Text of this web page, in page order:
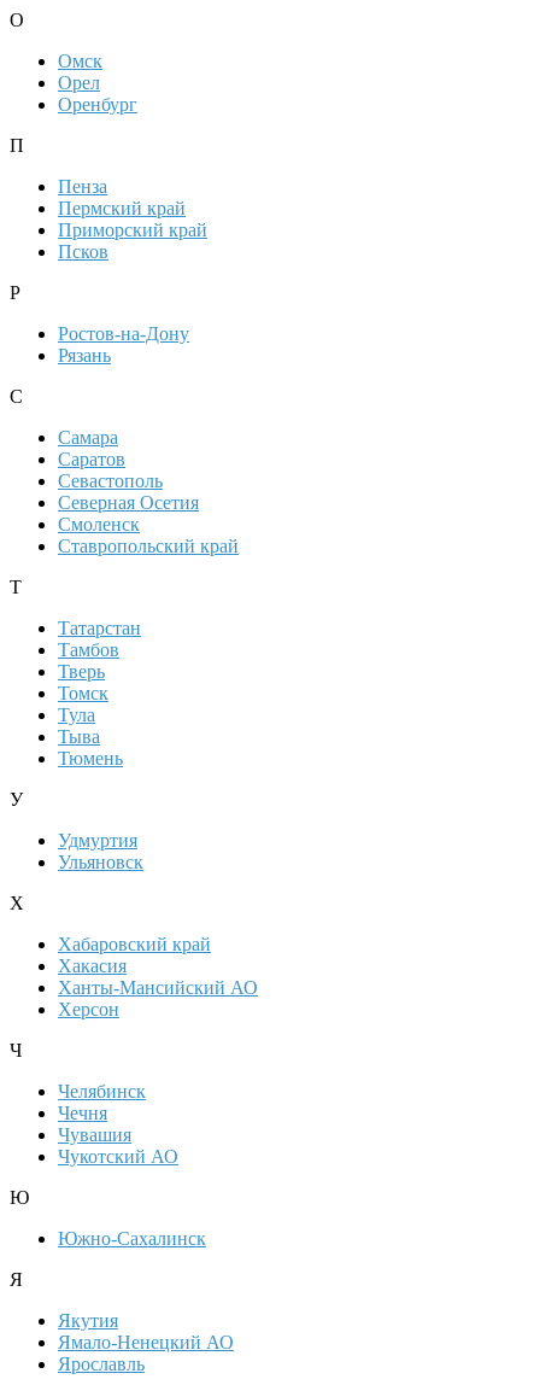
О
Омск
Орел
Оренбург
П
Пенза
Пермский край
Приморский край
Псков
Р
Ростов-на-Дону
Рязань
С
Самара
Саратов
Севастополь
Северная Осетия
Смоленск
Ставропольский край
Т
Татарстан
Тамбов
Тверь
Томск
Тула
Тыва
Тюмень
У
Удмуртия
Ульяновск
Х
Хабаровский край
Хакасия
Ханты-Мансийский АО
Херсон
Ч
Челябинск
Чечня
Чувашия
Чукотский АО
Ю
Южно-Сахалинск
Я
Якутия
Ямало-Ненецкий АО
Ярославль